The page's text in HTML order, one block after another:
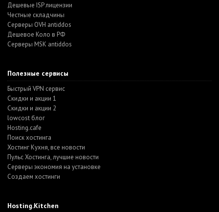
Дешевые ISP лицензии
Честные складчины
Серверы OVH antiddos
Дешевое Коло в РФ
Серверы MSK antiddos
Полезные сервисы
Быстрый VPN сервис
Скидки и акции 1
Скидки и акции 2
lowcost блог
Hosting.cafe
Поиск хостинга
Хостинг Кухня, все новости
Пульс Хостинга, лучшие новости
Серверы экономия на установке
Создаем хостинги
Hosting.Kitchen